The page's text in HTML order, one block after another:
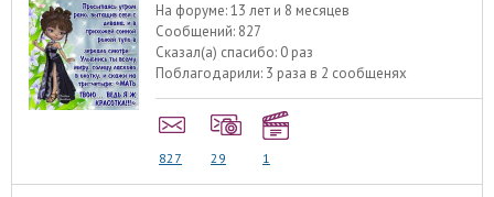
На форуме:13 лет и 8 месяцев
Сообщений: 827
Сказал(а) спасибо: 0 раз
Поблагодарили: 3 раза в 2 сообщенях
827 29 1